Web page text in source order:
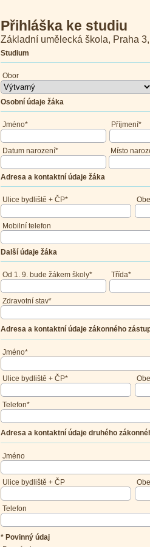
Přihláška ke studiu
Základní umělecká škola, Praha
Studium
Obor
Osobní údaje žáka
Jméno* Příjmení*
Datum narození* Místo
Adresa a kontaktní údaje žáka
Ulice bydliště + ČP*
Mobilní telefon
Další údaje žáka
Od 1. 9. bude žákem školy* Třída*
Zdravotní stav*
Adresa a kontaktní údaje zákonného
Jméno*
Ulice bydliště + ČP*
Telefon*
Adresa a kontaktní údaje druhého
Jméno
Ulice bydliště + ČP
Telefon
* Povinný údaj